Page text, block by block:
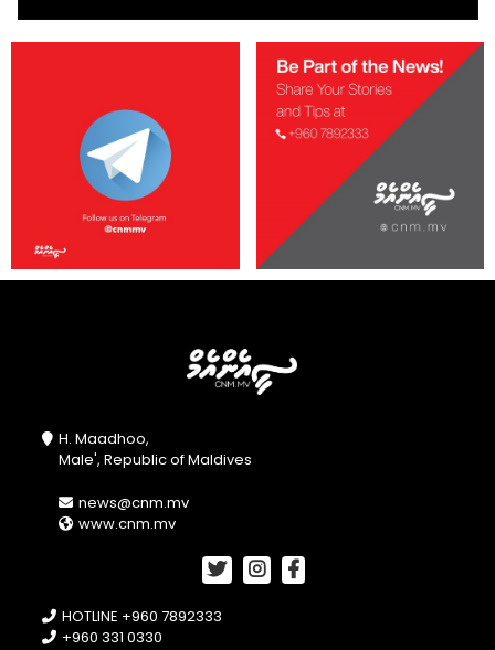
H. Maadhoo,
Male', Republic of Maldives
news@cnm.mv
www.cnm.mv
HOTLINE +960 7892333
+960 331 0330